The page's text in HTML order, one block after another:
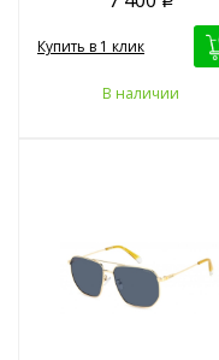
Купить в 1 клик
В наличии